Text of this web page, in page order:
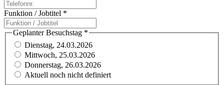
Funktion / Jobtitel *
Geplanter Besuchstag *
Dienstag, 24.03.2026
Mittwoch, 25.03.2026
Donnerstag, 26.03.2026
Aktuell noch nicht definiert